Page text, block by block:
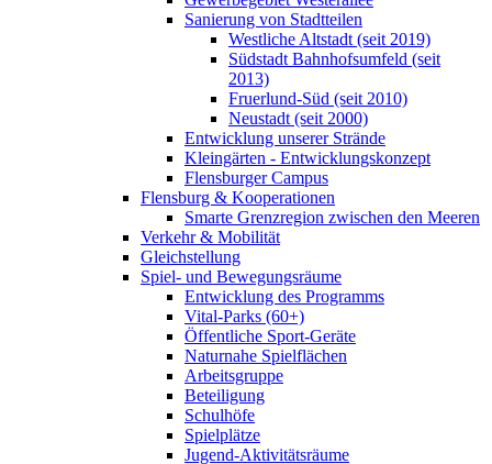
Sanierung von Stadtteilen
Westliche Altstadt (seit 2019)
Südstadt Bahnhofsumfeld (seit
2013)
Fruerlund-Süd (seit 2010)
Neustadt (seit 2000)
Entwicklung unserer Strände
Kleingärten - Entwicklungskonzept
Flensburger Campus
Flensburg & Kooperationen
Smarte Grenzregion zwischen den Meeren
Verkehr & Mobilität
Gleichstellung
Spiel- und Bewegungsräume
Entwicklung des Programms
Vital-Parks (60+)
Öffentliche Sport-Geräte
Naturnahe Spielflächen
Arbeitsgruppe
Beteiligung
Schulhöfe
Spielplätze
Jugend-Aktivitätsräume